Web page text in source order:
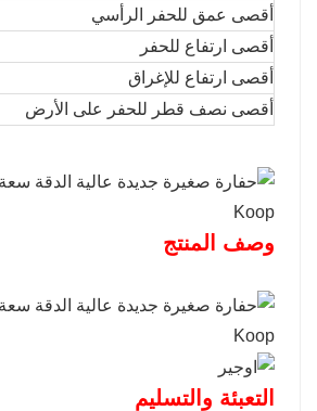
أقصى عمق للحفر الرأسي
أقصى ارتفاع للحفر
أقصى ارتفاع للإغراق
أقصى نصف قطر للحفر على الأرض
وصف المنتج
التعبئة والتسليم